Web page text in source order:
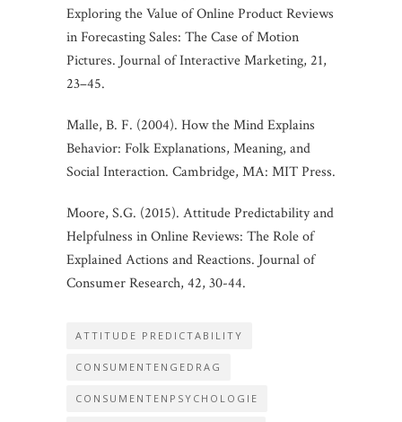
Exploring the Value of Online Product Reviews
in Forecasting Sales: The Case of Motion
Pictures. Journal of Interactive Marketing, 21,
23–45.
Malle, B. F. (2004). How the Mind Explains
Behavior: Folk Explanations, Meaning, and
Social Interaction. Cambridge, MA: MIT Press.
Moore, S.G. (2015). Attitude Predictability and
Helpfulness in Online Reviews: The Role of
Explained Actions and Reactions. Journal of
Consumer Research, 42, 30-44.
ATTITUDE PREDICTABILITY
CONSUMENTENGEDRAG
CONSUMENTENPSYCHOLOGIE